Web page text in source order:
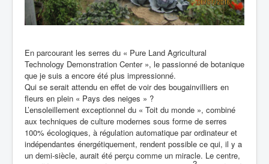
En parcourant les serres du « Pure Land Agricultural
Technology Demonstration Center », le passionné de botanique
que je suis a encore été plus impressionné.
Qui se serait attendu en effet de voir des bougainvilliers en
fleurs en plein « Pays des neiges » ?
L’ensoleillement exceptionnel du « Toit du monde », combiné
aux techniques de culture modernes sous forme de serres
100% écologiques, à régulation automatique par ordinateur et
indépendantes énergétiquement, rendent possible ce qui, il y a
un demi-siècle, aurait été perçu comme un miracle. Le centre,